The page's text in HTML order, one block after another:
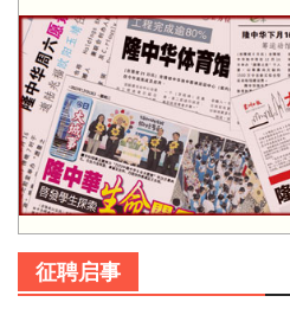
征聘启事